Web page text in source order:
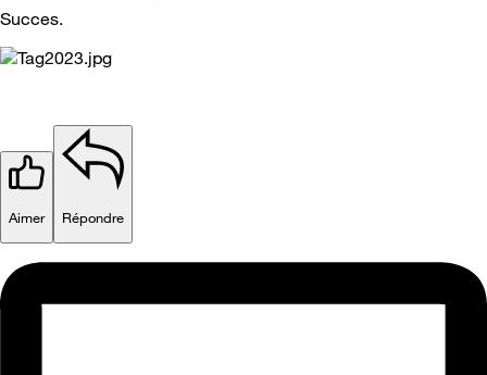
Succes.
Aimer Répondre